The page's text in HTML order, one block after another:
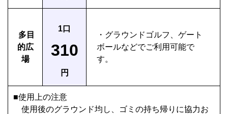
多目
的広
場
1口
310
円
・グラウンドゴルフ、ゲート
ボールなどでご利用可能で
す。
■使用上の注意
使用後のグラウンド均し、ゴミの持ち帰りに協力お